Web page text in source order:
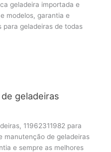
geladeira importada e
modelos, garantia e
para geladeiras de todas
geladeiras
11962311982 para
manutenção de geladeiras
e sempre as melhores